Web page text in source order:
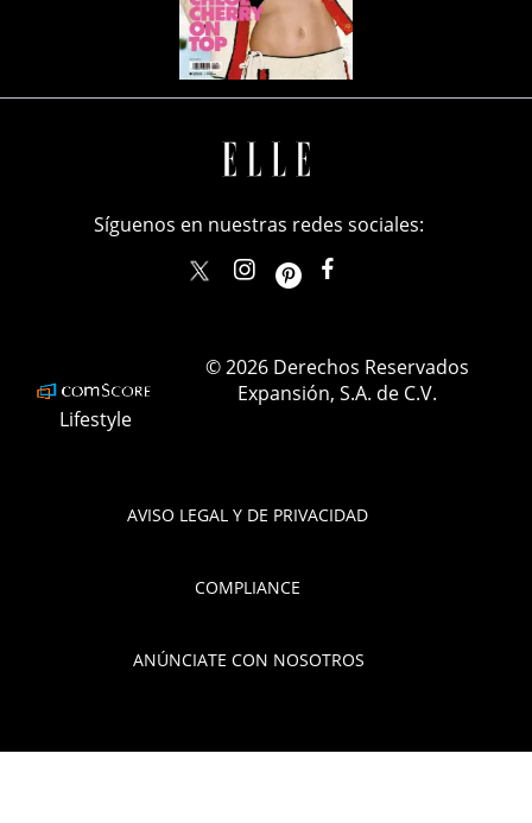
AVISO LEGAL Y DE PRIVACIDAD
COMPLIANCE
ANÚNCIATE CON NOSOTROS
Síguenos en nuestras redes sociales:
elle_mexicoellemexico
Lifestyle
© 2026 Derechos Reservados
Expansión, S.A. de C.V.